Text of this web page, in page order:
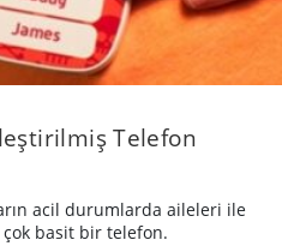
Telefon
acil durumlarda aileleri ile
basit bir telefon.